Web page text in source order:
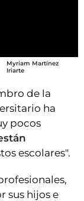
Myriam Martínez
Iriarte
de la
ha
pocos
escolares".
sus hijos e